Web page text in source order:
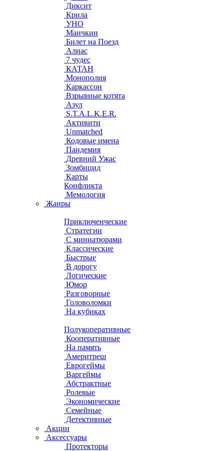
Диксит
Крила
УНО
Манчкин
Билет на Поезд
Алиас
7 чудес
КАТАН
Монополия
Каркассон
Взрывные котята
Азул
S.T.A.L.K.E.R.
Активити
Unmatched
Кодовые имена
Пандемия
Древний Ужас
Зомбицид
Карты
Конфликта
Мемология
Жанры
Приключенческие
Стратегии
С миниатюрами
Классические
Быстрые
В дорогу
Логические
Юмор
Разговорные
Головоломки
На кубиках
Полукоперативные
Кооперативные
На память
Америтреш
Еврогеймы
Варгеймы
Абстрактные
Ролевые
Экономические
Семейные
Детективные
Акции
Аксессуары
Протекторы